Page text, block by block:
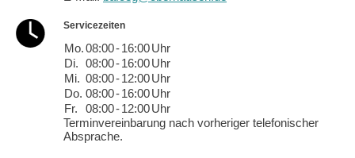
Servicezeiten
Mo.08:00-16:00Uhr
Di. 08:00-16:00Uhr
Mi. 08:00-12:00Uhr
Do. 08:00-16:00Uhr
Fr.
08:00-12:00Uhr
Terminvereinbarung nach vorheriger telefonischer
Absprache.